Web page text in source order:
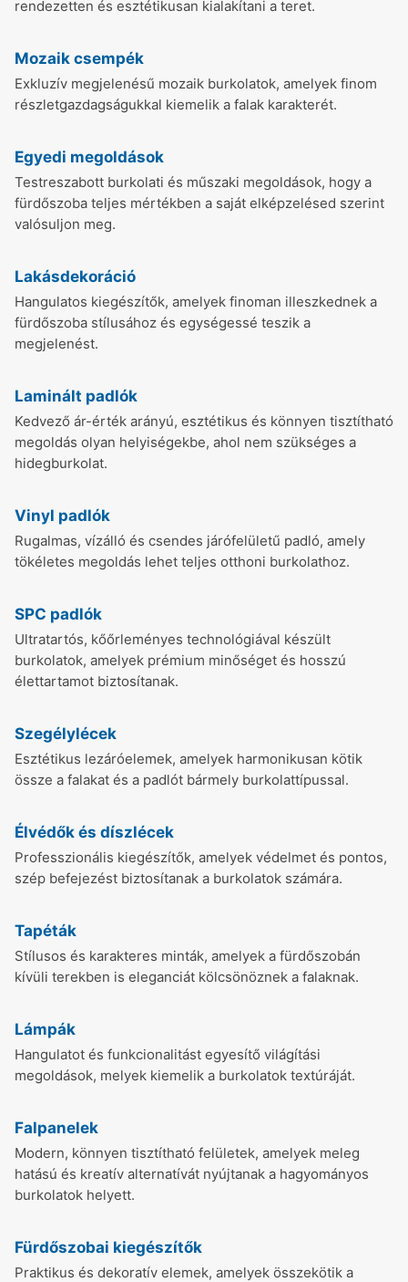
rendezetten és esztétikusan kialakítani a teret.
Mozaik csempék
Exkluzív megjelenésű mozaik burkolatok, amelyek finom
részletgazdagságukkal kiemelik a falak karakterét.
Egyedi megoldások
Testreszabott burkolati és műszaki megoldások, hogy a
fürdőszoba teljes mértékben a saját elképzelésed szerint
valósuljon meg.
Lakásdekoráció
Hangulatos kiegészítők, amelyek finoman illeszkednek a
fürdőszoba stílusához és egységessé teszik a
megjelenést.
Laminált padlók
Kedvező ár-érték arányú, esztétikus és könnyen tisztítható
megoldás olyan helyiségekbe, ahol nem szükséges a
hidegburkolat.
Vinyl padlók
Rugalmas, vízálló és csendes járófelületű padló, amely
tökéletes megoldás lehet teljes otthoni burkolathoz.
SPC padlók
Ultratartós, kőőrleményes technológiával készült
burkolatok, amelyek prémium minőséget és hosszú
élettartamot biztosítanak.
Szegélylécek
Esztétikus lezáróelemek, amelyek harmonikusan kötik
össze a falakat és a padlót bármely burkolattípussal.
Élvédők és díszlécek
Professzionális kiegészítők, amelyek védelmet és pontos,
szép befejezést biztosítanak a burkolatok számára.
Tapéták
Stílusos és karakteres minták, amelyek a fürdőszobán
kívüli terekben is eleganciát kölcsönöznek a falaknak.
Lámpák
Hangulatot és funkcionalitást egyesítő világítási
megoldások, melyek kiemelik a burkolatok textúráját.
Falpanelek
Modern, könnyen tisztítható felületek, amelyek meleg
hatású és kreatív alternatívát nyújtanak a hagyományos
burkolatok helyett.
Fürdőszobai kiegészítők
Praktikus és dekoratív elemek, amelyek összekötik a